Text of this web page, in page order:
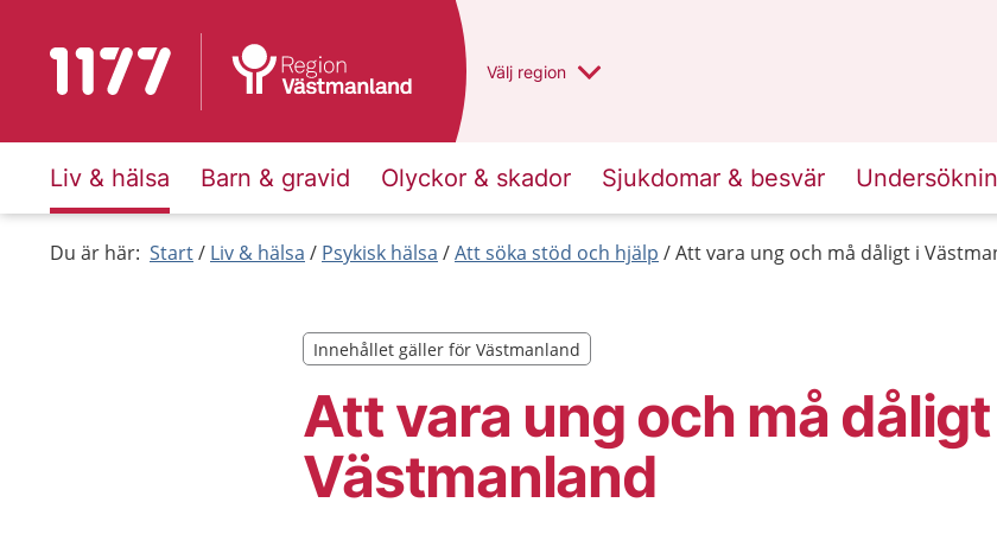
Till startsidan för 1177 Du har valt region
Välj en annan
region
Liv & hälsa Barn & gravid Olyckor & skador Sjukdomar & besvär
Du är här: Start Liv & hälsa Psykisk hälsa Att söka stöd och hjälp Att vara ung och må dåligt i
Att vara ung och må
Västmanland
Innehållet gäller för Västmanland
Innehållet gäller för Västmanland